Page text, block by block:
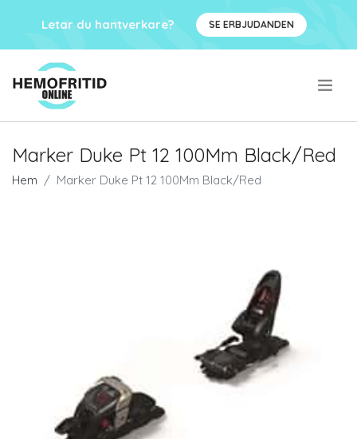
Letar du hantverkare? SE ERBJUDANDEN
Marker Duke Pt 12 100Mm Black/Red
Hem Marker Duke Pt 12 100Mm Black/Red